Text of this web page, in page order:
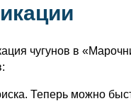
чугунов в
Теперь можно